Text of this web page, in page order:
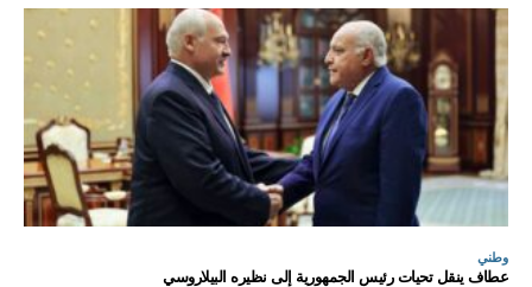
وطني
عطاف ينقل تحيات رئيس الجمهورية إلى نظيره البيلاروسي